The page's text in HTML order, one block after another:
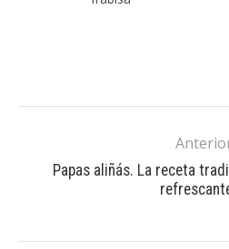
Papas aliñás. La receta